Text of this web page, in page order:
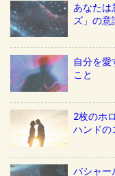
あなたは
ズ」の意
自分を
こと
2枚のホ
ハンドの
バシャー